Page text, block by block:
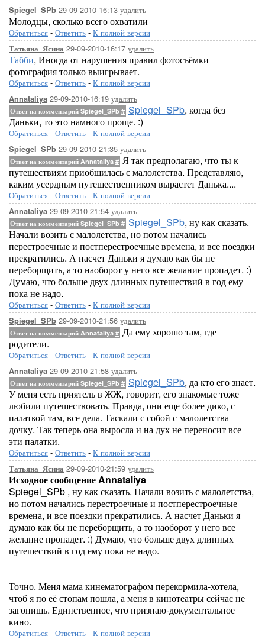
Spiegel_SPb 29-09-2010-16:13 удалить
Молодцы, сколько всего охватили
Обратиться - Ответить - К полной версии
Татьяна_Ясина 29-09-2010-16:17 удалить
Табби, Иногда от нарушения правил фотосъёмки
фотография только выигрывает.
Обратиться - Ответить - К полной версии
Annataliya 29-09-2010-16:19 удалить
Ответ на комментарий Spiegel_SPb # Spiegel_SPb, когда без
Даньки, то это намного проще. :)
Обратиться - Ответить - К полной версии
Spiegel_SPb 29-09-2010-21:35 удалить
Ответ на комментарий Annataliya # Я так предполагаю, что ты к
путешествиям приобщилась с малолетства. Представляю,
каким усердным путешественником вырастет Данька....
Обратиться - Ответить - К полной версии
Annataliya 29-09-2010-21:54 удалить
Ответ на комментарий Spiegel_SPb # Spiegel_SPb, ну как сказать.
Начали возить с малолетства, но потом начались
перестроечные и постперестроечные времена, и все поездки
прекратились. А насчет Даньки я думаю как бы не
переборщить, а то наоборот у него все желание пропадет. :)
Думаю, что больше двух длинных путешествий в год ему
пока не надо.
Обратиться - Ответить - К полной версии
Spiegel_SPb 29-09-2010-21:56 удалить
Ответ на комментарий Annataliya # Да ему хорошо там, где
родители.
Обратиться - Ответить - К полной версии
Annataliya 29-09-2010-21:58 удалить
Ответ на комментарий Spiegel_SPb # Spiegel_SPb, да кто его знает.
У меня есть приятель в ЖЖ, говорит, его знакомые тоже
любили путешествовать. Правда, они еще более дико, с
палаткой там, все дела. Таскали с собой с малолетства
дочку. Так теперь она выросла и на дух не переносит все
эти палатки.
Обратиться - Ответить - К полной версии
Татьяна_Ясина 29-09-2010-21:59 удалить
Исходное сообщение Annataliya
Spiegel_SPb , ну как сказать. Начали возить с малолетства,
но потом начались перестроечные и постперестроечные
времена, и все поездки прекратились. А насчет Даньки я
думаю как бы не переборщить, а то наоборот у него все
желание пропадет. :) Думаю, что больше двух длинных
путешествий в год ему пока не надо.
Точно. Меня мама кинематографом перекормила-хотела,
чтоб я по её стопам пошла, а меня в кинотеатры сейчас не
загонишь. Единственное, что признаю-документальное
кино.
Обратиться - Ответить - К полной версии